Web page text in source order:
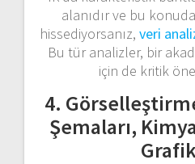
alanıdır ve bu
hissediyorsanız, veri
Bu tür analizler, bir
için de kritik
4.
Şemaları,